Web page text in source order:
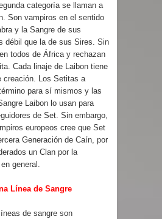
categoría se llaman a
Son vampiros en el sentido
y la Sangre de sus
débil que la de sus Sires. Sin
todos de África y rechazan
Cada linaje de Laibon tiene
creación. Los Setitas a
para sí mismos y las
Laibon lo usan para
de Set. Sin embargo,
europeos cree que Set
Generación de Caín, por
un Clan por la
general.
Línea de Sangre
de sangre son